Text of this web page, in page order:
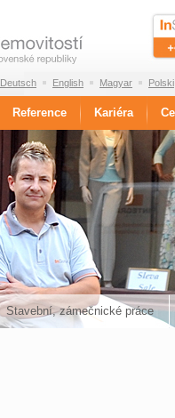
Polski
Magyar
English
Deutsch
Reference Kariéra
Stavební, zámečnické práce